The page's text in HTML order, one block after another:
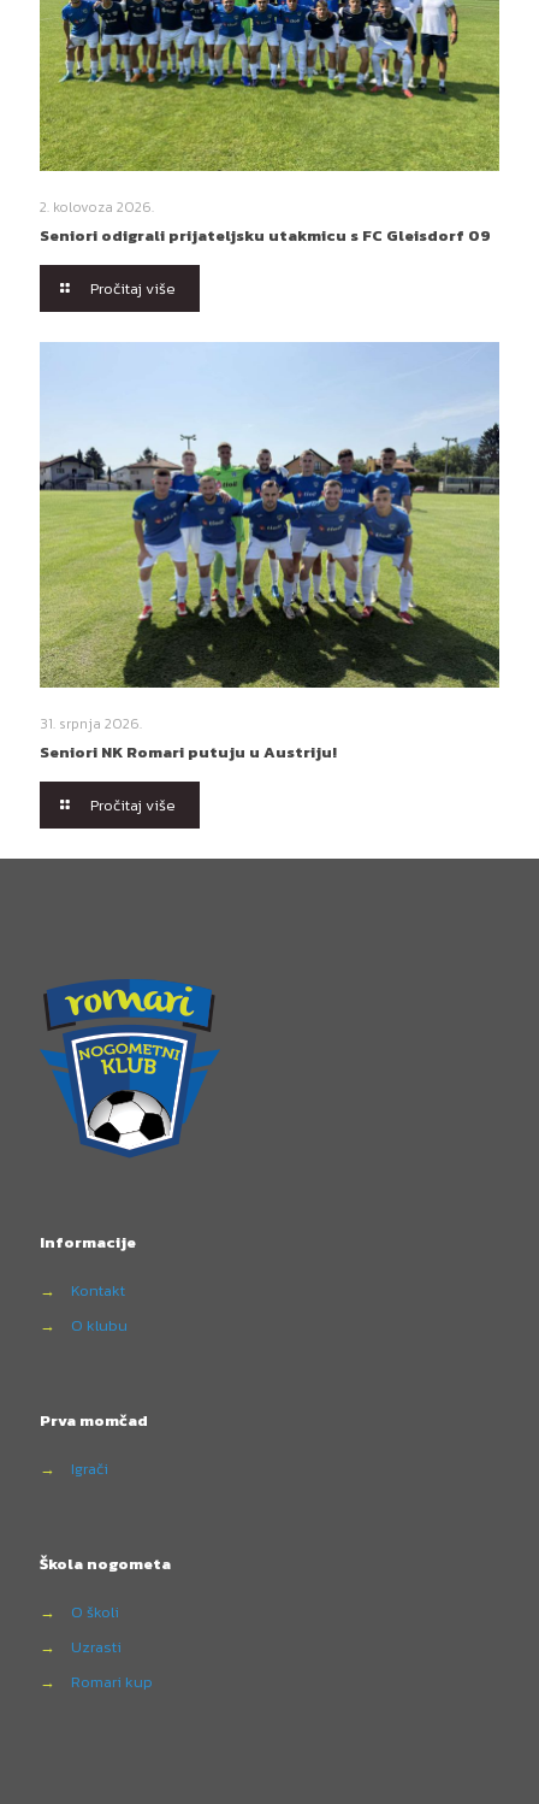
2. kolovoza 2026.
Seniori odigrali prijateljsku utakmicu s FC Gleisdorf 09
Pročitaj više
31. srpnja 2026.
Seniori NK Romari putuju u Austriju!
Pročitaj više
Informacije
→
Kontakt
→
O klubu
Prva momčad
→ Igrači
Škola nogometa
→
O školi
→
Uzrasti
→
Romari kup